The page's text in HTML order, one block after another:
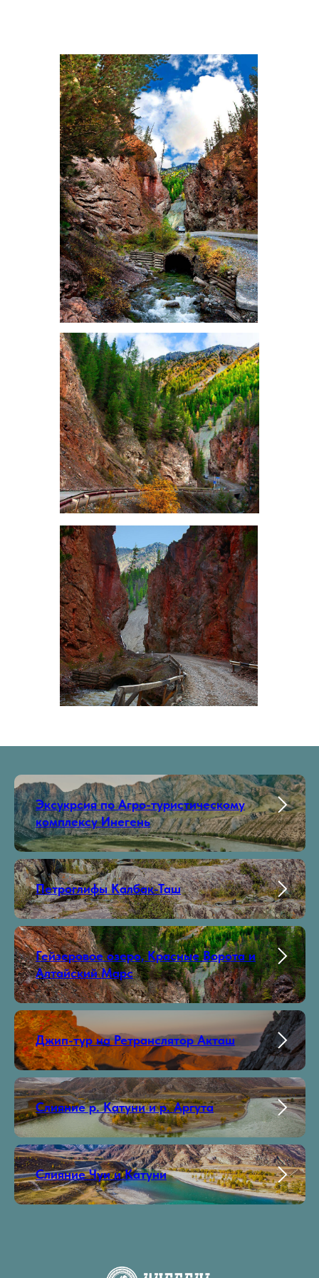
Эксукрсия по Aгро-туристическому
комплексу Инегень
Петроглифы Калбак-Таш
Гейзеровое озеро, Красные Ворота и
Алтайский Марс
Джип-тур на Ретранслятор Акташ
Слияние р. Катуни и р. Аргута
Слияние Чуи и Катуни